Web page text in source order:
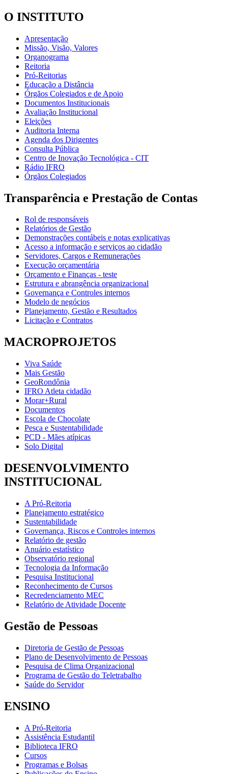
O INSTITUTO
Apresentação
Missão, Visão, Valores
Organograma
Reitoria
Pró-Reitorias
Educação a Distância
Órgãos Colegiados e de Apoio
Documentos Institucionais
Avaliação Institucional
Eleições
Auditoria Interna
Agenda dos Dirigentes
Consulta Pública
Centro de Inovação Tecnológica - CIT
Rádio IFRO
Órgãos Colegiados
Transparência e Prestação de Contas
Rol de responsáveis
Relatórios de Gestão
Demonstrações contábeis e notas explicativas
Acesso a informação e serviços ao cidadão
Servidores, Cargos e Remunerações
Execução orçamentária
Orçamento e Finanças - teste
Estrutura e abrangência organizacional
Governança e Controles internos
Modelo de negócios
Planejamento, Gestão e Resultados
Licitação e Contratos
MACROPROJETOS
Viva Saúde
Mais Gestão
GeoRondônia
IFRO Atleta cidadão
Morar+Rural
Documentos
Escola de Chocolate
Pesca e Sustentabilidade
PCD - Mães atípicas
Solo Digital
DESENVOLVIMENTO
INSTITUCIONAL
A Pró-Reitoria
Planejamento estratégico
Sustentabilidade
Governança, Riscos e Controles internos
Relatório de gestão
Anuário estatístico
Observatório regional
Tecnologia da Informação
Pesquisa Institucional
Reconhecimento de Cursos
Recredenciamento MEC
Relatório de Atividade Docente
Gestão de Pessoas
Diretoria de Gestão de Pessoas
Plano de Desenvolvimento de Pessoas
Pesquisa de Clima Organizacional
Programa de Gestão do Teletrabalho
Saúde do Servidor
ENSINO
A Pró-Reitoria
Assistência Estudantil
Biblioteca IFRO
Cursos
Programas e Bolsas